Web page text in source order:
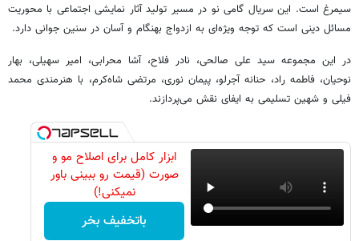
سیمرغ است. این سریال گامی نو در مسیر تولید آثار نمایشی اجتماعی با محوریت
مسائل دینی است که توجه ویژه‌ای به ازدواج بهنگام و آسان در سنین جوانی دارد.
در این مجموعه سید علی صالحی، نادر فلاح، آشا محرابی، امیر سهیلی، بهار
نوحیان، فاطمه راد، حنانه آجرلو، پیمان نوری، مرتضی شاه‌کرم، با هنرمندی محمد
فیلی و شهین تسلیمی به ایفای نقش می‌پردازند.
ابزار کامل برای اصلاح مو و
صورت (قیمت رو ببینی باور
نمیکنی!)
باتخفیف بخر